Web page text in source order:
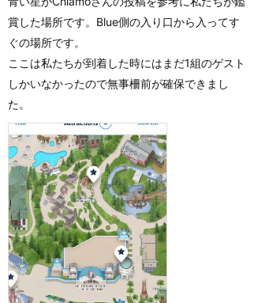
賞した場所です。Blue側の入り口から入ってす
ぐの場所です。
ここは私たちが到着した時にはまだ1組のゲスト
しかいなかったので無事柵前が確保できまし
た。